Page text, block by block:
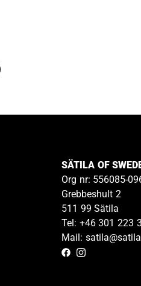
SÄTILA OF
Org nr: 556085-
Grebbeshult 2
511 99 Sätila
Tel: +46 301 223
Mail: